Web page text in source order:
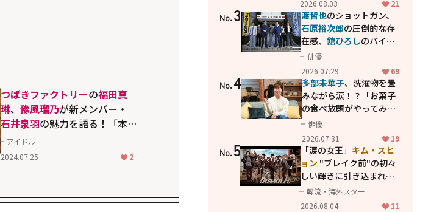
つばきファクトリーの福田真
琳、 豫風瑠乃が新メンバー・
石井泉羽の魅力を語る！「本
当にメロメロです」
アイドル
2024.07.25
2
2026.08.03
21
No.3 渡哲也のショットガン、
石原裕次郎の圧倒的な存
在感、舘ひろしのバイク
アクション！"大門軍
団"のカッコよさが詰まっ
た「西部警察 PART-II」
俳優
2026.07.29
69
No.4 多部未華子、洗濯物を畳
みながら涙！？「お菓子
の食べ放題がやってみた
い」ハンディファン4台の
暑さ対策も明かす
俳優
2026.07.31
19
No.5 「涙の女王」 キム・スヒ
ョン "ブレイク前"の初々
しい輝きに引き込まれ
る...2PM テギョン
共演の青春名作「ドリー
韓流・海外スター
2026.08.04
11